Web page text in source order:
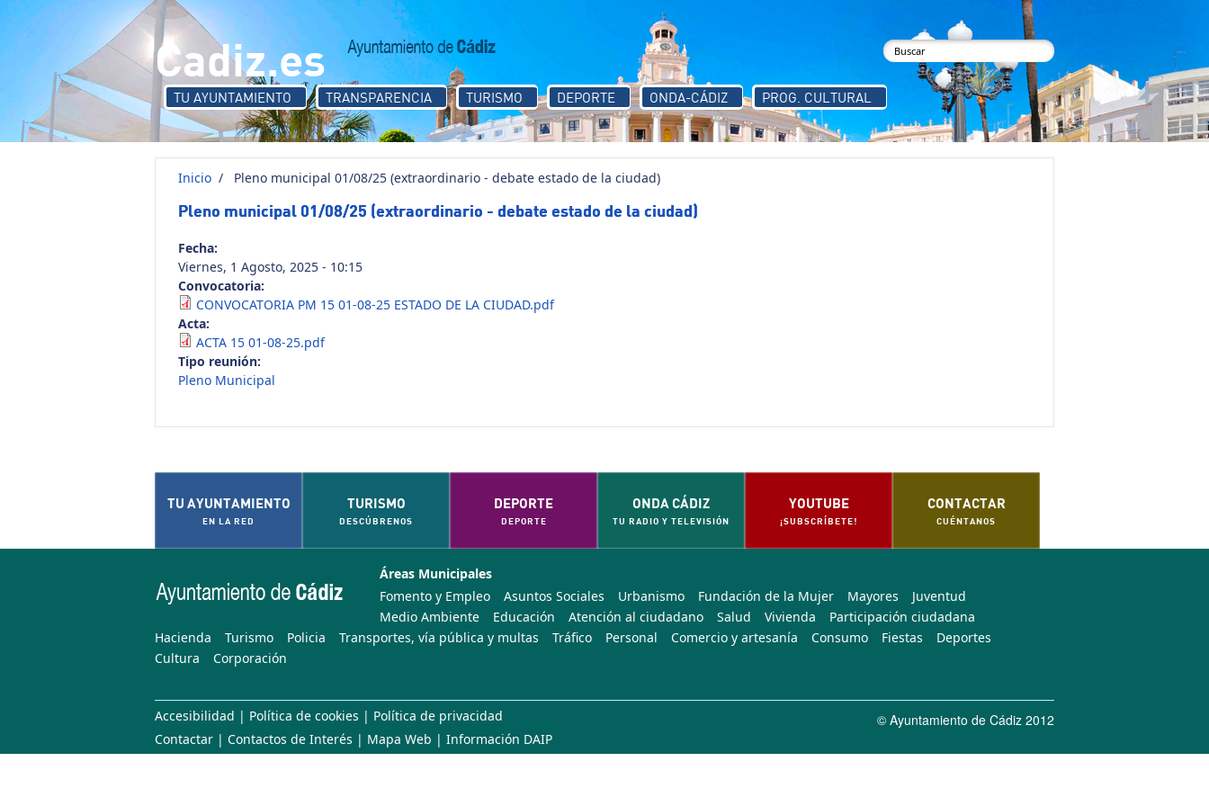
Pasar al contenido principal
Cadiz.es Formulario de búsqueda
TU AYUNTAMIENTO TRANSPARENCIA TURISMO DEPORTE ONDA-CÁDIZ PROG. CULTURAL
Inicio / Pleno municipal 01/08/25 (extraordinario - debate estado de la ciudad)
Pleno municipal 01/08/25 (extraordinario - debate estado de la ciudad)
Fecha:
Viernes, 1 Agosto, 2025 - 10:15
Convocatoria:
CONVOCATORIA PM 15 01-08-25 ESTADO DE LA CIUDAD.pdf
Acta:
ACTA 15 01-08-25.pdf
Tipo reunión:
Pleno Municipal
TU AYUNTAMIENTO
EN LA RED
TURISMO
DESCÚBRENOS
DEPORTE
DEPORTE
ONDA CÁDIZ
TU RADIO Y TELEVISIÓN
YOUTUBE
¡SUBSCRÍBETE!
CONTACTAR
CUÉNTANOS
Áreas Municipales
Fomento y Empleo
Asuntos Sociales Urbanismo Fundación de la Mujer Mayores
Juventud
Medio Ambiente
Educación Atención al ciudadano Salud Vivienda
Participación ciudadana
Hacienda
Turismo Policia Transportes, vía pública y multas Tráfico Personal Comercio y artesanía Consumo Fiestas
Deportes
Cultura
Corporación
Accesibilidad | Política de cookies | Política de privacidad
Contactar | Contactos de Interés | Mapa Web | Información DAIP
© Ayuntamiento de Cádiz 2012